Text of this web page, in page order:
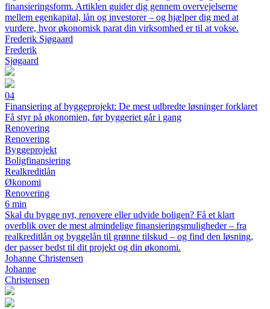
finansieringsform. Artiklen guider dig gennem overvejelserne
mellem egenkapital, lån og investorer – og hjælper dig med at
vurdere, hvor økonomisk parat din virksomhed er til at vokse.
Frederik Sjøgaard
Frederik
Sjøgaard
04
Finansiering af byggeprojekt: De mest udbredte løsninger forklaret
Få styr på økonomien, før byggeriet går i gang
Renovering
Renovering
Byggeprojekt
Boligfinansiering
Realkreditlån
Økonomi
Renovering
6 min
Skal du bygge nyt, renovere eller udvide boligen? Få et klart
overblik over de mest almindelige finansieringsmuligheder – fra
realkreditlån og byggelån til grønne tilskud – og find den løsning,
der passer bedst til dit projekt og din økonomi.
Johanne Christensen
Johanne
Christensen